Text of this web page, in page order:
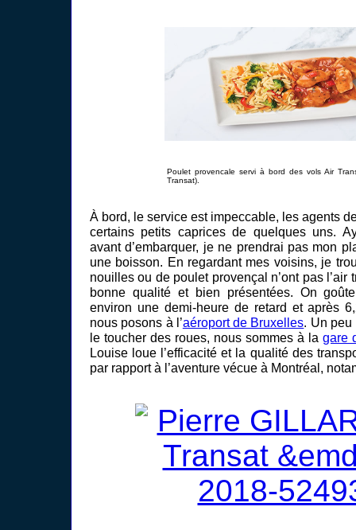
Poulet provencale servi à bord des vols Air
Transat).
À bord, le service est impeccable, les agents
certains petits caprices de quelques uns.
avant d’embarquer, je ne prendrai pas mon
une boisson. En regardant mes voisins, je
nouilles ou de poulet provençal n’ont pas l’air
bonne qualité et bien présentées. On
environ une demi-heure de retard et après
nous posons à l’aéroport de Bruxelles. Un peu
le toucher des roues, nous sommes à la gare
Louise loue l’efficacité et la qualité des
par rapport à l’aventure vécue à Montréal,